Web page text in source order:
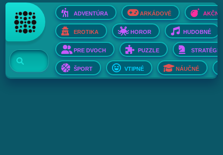
ADVENTÚRA ARKÁDOVÉ AKČNÉ
EROTIKA HOROR HUDOBNÉ
PRE DVOCH PUZZLE STRATÉGIE
ŠPORT VTIPNÉ NÁUČNÉ